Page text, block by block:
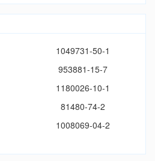
1049731-50-1
953881-15-7
1180026-10-1
81480-74-2
1008069-04-2